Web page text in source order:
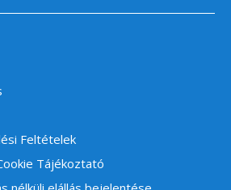
Feltételek
Tájékoztató